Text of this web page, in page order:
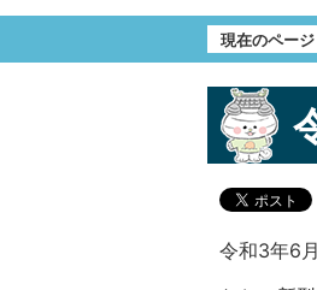
現在のページ
令和3年6